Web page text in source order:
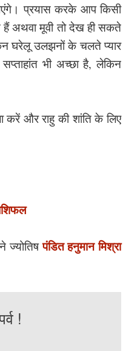
प्रयास करके आप किसी
हैं अथवा मूवी तो देख ही सकते
घरेलू उलझनों के चलते प्यार
भी अच्छा है, लेकिन
करें और राहु की शांति के लिए
ज्योतिषपंडित हनुमान मिश्रा
!